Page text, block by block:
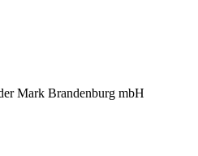
Mark Brandenburg mbH